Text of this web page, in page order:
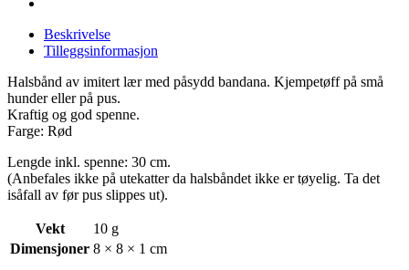
Beskrivelse
Tilleggsinformasjon
Halsbånd av imitert lær med påsydd bandana. Kjempetøff på små
hunder eller på pus.
Kraftig og god spenne.
Farge: Rød
Lengde inkl. spenne: 30 cm.
(Anbefales ikke på utekatter da halsbåndet ikke er tøyelig. Ta det
isåfall av før pus slippes ut).
Vekt
10 g
Dimensjoner 8 × 8 × 1 cm